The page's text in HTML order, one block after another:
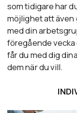
som tidigare har
möjlighet att
med din
föregående vecka
får du med dig
dem när du vill.